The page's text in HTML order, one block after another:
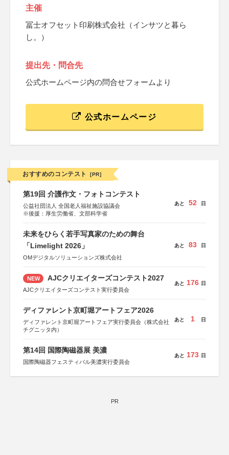
主催
冨士オフセット印刷株式会社（インサツと暮ら
し。）
提出先・問合先
公式ホームページ内の問合せフォームより
公式ホームページ
おすすめのコンテスト [PR]
第19回 介護作文・フォトコンテスト
公益社団法人 全国老人福祉施設協議会
※後援：厚生労働省、文部科学省
あと 52 日
未来をひらく若手写真家のための舞台
「Limelight 2026」
OMデジタルソリューションズ株式会社
あと 83 日
NEW AJCクリエイターズコンテスト2027
AJCクリエイターズコンテスト実行委員会
あと 176 日
ディファレント京町堀アートフェア2026
ディファレント京町堀アートフェア実行委員会（株式会社
チグニッタ内）
あと 1 日
第14回 国際陶磁器展 美濃
国際陶磁器フェスティバル美濃実行委員会
あと 173 日
PR